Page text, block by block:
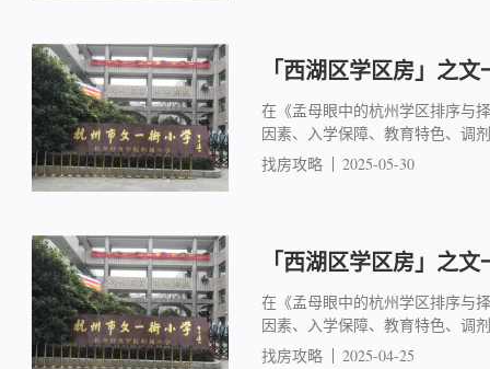
「西湖区学区房」之
在《孟母眼中的杭州学区排序与
因素、入学保障、教育特色、调
找房攻略
2025-05-30
「西湖区学区房」之
在《孟母眼中的杭州学区排序与
因素、入学保障、教育特色、调
找房攻略
2025-04-25